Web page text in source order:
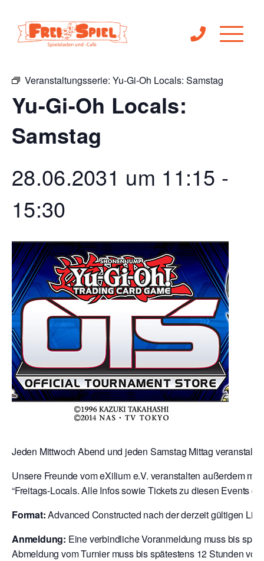
« Alle Veranstaltungen
Veranstaltungsserie: Yu-Gi-Oh Locals: Samstag
Yu-Gi-Oh Locals:
Samstag
28.06.2031 um 11:15 -
15:30
Jeden Mittwoch Abend und jeden Samstag Mittag
Unsere Freunde vom eXilium e.V. veranstalten außerdem
“Freitags-Locals. Alle Infos sowie Tickets zu diesen Events
Format:Advanced Constructed nach der derzeit gültigen
Anmeldung: Eine verbindliche Voranmeldung muss bis
Abmeldung vom Turnier muss bis spätestens 12 Stunden